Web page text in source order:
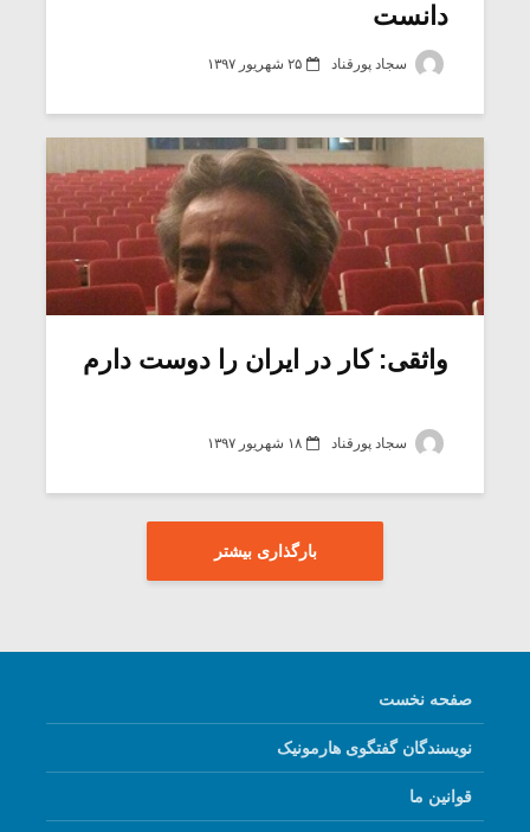
دانست
سجاد پورقناد ۲۵ شهریور ۱۳۹۷
واثقی: کار در ایران را دوست دارم
سجاد پورقناد ۱۸ شهریور ۱۳۹۷
بارگذاری بیشتر
صفحه نخست
نویسندگان گفتگوی هارمونیک
قوانین ما